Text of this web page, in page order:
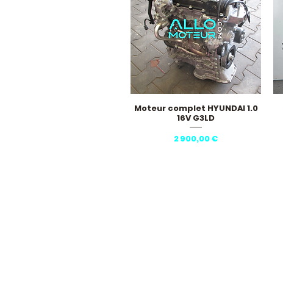
Aperçu rapide
Moteur complet HYUNDAI 1.0
16V G3LD
Prix
2 900,00 €